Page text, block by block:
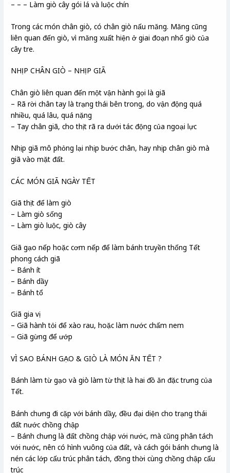
– – – Làm giò cây gói lá và luộc chín
Trong các món chân giò, có chân giò nấu măng. Măng cũng
liên quan đến giò, vì măng xuất hiện ở giai đoạn nhổ giò của
cây tre.
NHỊP CHÂN GIÒ – NHỊP GIÃ
Chân giò liên quan đến một vận hành gọi là giã
– Rã rời chân tay là trạng thái bên trong, do vận động quá
nhiều, quá lâu, quá nặng
– Tay chân giã, cho thịt rã ra dưới tác động của ngoại lực
Nhịp giã mô phỏng lại nhịp bước chân, hay nhịp chân giò mà
giã vào mặt đất.
CÁC MÓN GIÃ NGÀY TẾT
Giã thịt để làm giò
– Làm giò sống
– Làm giò luộc, giò cây
Giã gạo nếp hoặc cơm nếp để làm bánh truyền thống Tết
phong cách giã
– Bánh ít
– Bánh dầy
– Bánh tổ
Giã gia vị
– Giã hành tỏi để xào rau, hoặc làm nước chấm nem
– Giã gừng để ướp
VÌ SAO BÁNH GẠO & GIÒ LÀ MÓN ĂN TẾT ?
Bánh làm từ gạo và giò làm từ thịt là hai đồ ăn đặc trưng của
Tết.
Bánh chưng đi cặp với bánh dầy, đều đại diện cho trạng thái
đất nước chồng chập
– Bánh chưng là đất chồng chập với nước, mà cũng phân tách
với nước, nên có hình vuông của đất, và cách gói bánh chưng là
nén các lớp cấu trúc phân tách, đồng thời cùng chồng chập cấu
trúc